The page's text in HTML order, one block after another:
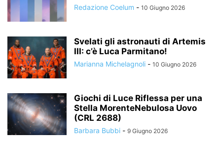
Redazione Coelum - 10 Giugno 2026
Svelati gli astronauti di Artemis
III: c’è Luca Parmitano!
Marianna Michelagnoli - 10 Giugno 2026
Giochi di Luce Riflessa per una
Stella MorenteNebulosa Uovo
(CRL 2688)
Barbara Bubbi - 9 Giugno 2026